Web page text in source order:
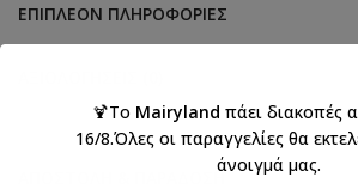
ΕΠΙΠΛΈΟΝ ΠΛΗΡΟΦΟΡΊΕΣ
ΑΠΟΣΤΟΛΉ & ΠΑΡΆΔΟΣΗ
🍹Το Mairyland πάει διακοπές
16/8.Όλες οι παραγγελίες θα
άνοιγμά μας.